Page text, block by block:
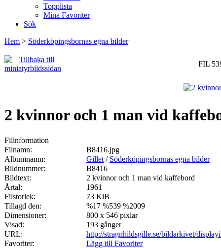
Topplista
Mina Favoriter
Sök
Hem > Söderköpingsbornas egna bilder
FIL
2 kvinnor och 1 man vid
Filinformation
Filnamn:
B8416.jpg
Albumnamn:
Gillet / Söderköpingsbornas egna bilder
Bildnummer:
B8416
Bildtext:
2 kvinnor och 1 man vid kaffebord
Årtal:
1961
Filstorlek:
73 KiB
Tillagd den:
%17 %539 %2009
Dimensioner:
800 x 546 pixlar
Visad:
193 gånger
URL:
http://stragnhildsgille.se/bildarkivet/
Favoriter:
Lägg till Favoriter